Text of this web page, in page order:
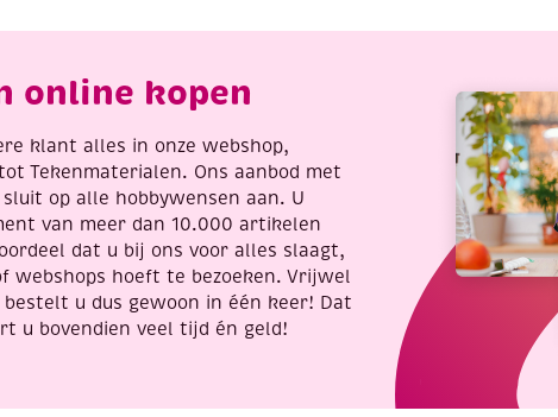
aantal
aantal
online kopen
klant alles in onze webshop,
Tekenmaterialen. Ons aanbod met
op alle hobbywensen aan. U
van meer dan 10.000 artikelen
dat u bij ons voor alles slaagt,
webshops hoeft te bezoeken. Vrijwel
u dus gewoon in één keer! Dat
u bovendien veel tijd én geld!